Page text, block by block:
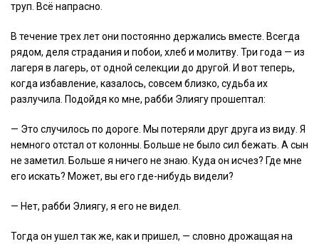
труп. Всё напрасно.
В течение трех лет они постоянно держались вместе. Всегда
рядом, деля страдания и побои, хлеб и молитву. Три года — из
лагеря в лагерь, от одной селекции до другой. И вот теперь,
когда избавление, казалось, совсем близко, судьба их
разлучила. Подойдя ко мне, рабби Элиягу прошептал:
— Это случилось по дороге. Мы потеряли друг друга из виду. Я
немного отстал от колонны. Больше не было сил бежать. А сын
не заметил. Больше я ничего не знаю. Куда он исчез? Где мне
его искать? Может, вы его где-нибудь видели?
— Нет, рабби Элиягу, я его не видел.
Тогда он ушел так же, как и пришел, — словно дрожащая на